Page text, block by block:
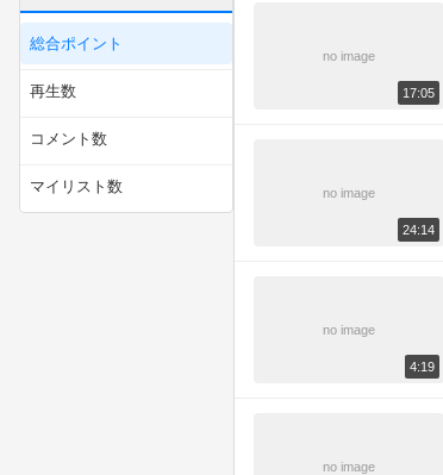
ゲーム (8907)
スポーツ
総合ポイント
再生数
コメント数
マイリスト数
no image
17:05
no image
24:14
no image
4:19
no image